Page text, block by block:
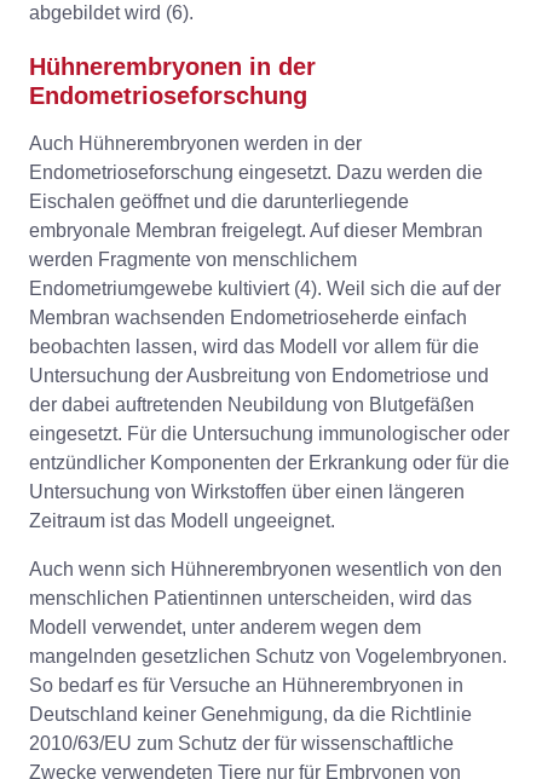
abgebildet wird (6).
Hühnerembryonen in der
Endometrioseforschung
Auch Hühnerembryonen werden in der
Endometrioseforschung eingesetzt. Dazu werden die
Eischalen geöffnet und die darunterliegende
embryonale Membran freigelegt. Auf dieser Membran
werden Fragmente von menschlichem
Endometriumgewebe kultiviert (4). Weil sich die auf der
Membran wachsenden Endometrioseherde einfach
beobachten lassen, wird das Modell vor allem für die
Untersuchung der Ausbreitung von Endometriose und
der dabei auftretenden Neubildung von Blutgefäßen
eingesetzt. Für die Untersuchung immunologischer oder
entzündlicher Komponenten der Erkrankung oder für die
Untersuchung von Wirkstoffen über einen längeren
Zeitraum ist das Modell ungeeignet.
Auch wenn sich Hühnerembryonen wesentlich von den
menschlichen Patientinnen unterscheiden, wird das
Modell verwendet, unter anderem wegen dem
mangelnden gesetzlichen Schutz von Vogelembryonen.
So bedarf es für Versuche an Hühnerembryonen in
Deutschland keiner Genehmigung, da die Richtlinie
2010/63/EU zum Schutz der für wissenschaftliche
Zwecke verwendeten Tiere nur für Embryonen von